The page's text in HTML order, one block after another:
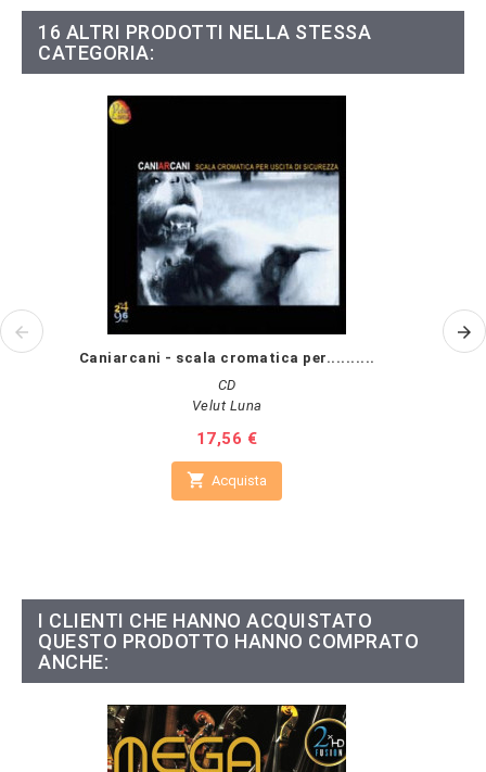
16 ALTRI PRODOTTI NELLA STESSA
CATEGORIA:
Caniarcani - scala cromatica per..........
CD
Velut Luna
Prezzo
17,56 €
 Acquista
I CLIENTI CHE HANNO ACQUISTATO
QUESTO PRODOTTO HANNO COMPRATO
ANCHE: